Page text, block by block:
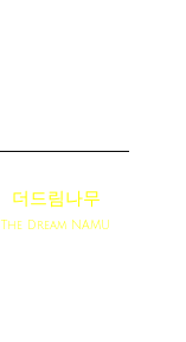
더드림나무
The Dream NAMU